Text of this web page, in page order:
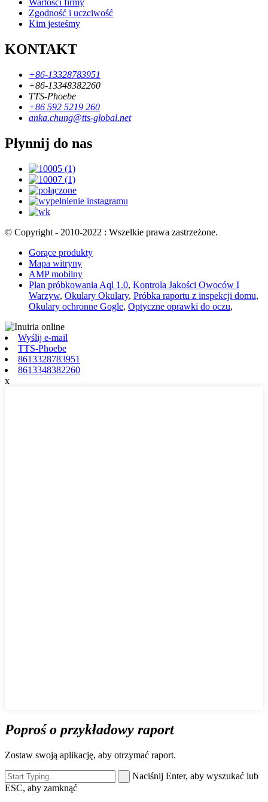
Wartości firmy
Zgodność i uczciwość
Kim jesteśmy
KONTAKT
+86-13328783951
+86-13348382260
TTS-Phoebe
+86 592 5219 260
anka.chung@tts-global.net
Płynnij do nas
© Copyright - 2010-2022 : Wszelkie prawa zastrzeżone.
Gorące produkty
Mapa witryny
AMP mobilny
Plan próbkowania Aql 1.0, Kontrola Jakości Owoców I
Warzyw, Okulary Okulary, Próbka raportu z inspekcji domu,
Okulary ochronne Gogle, Optyczne oprawki do oczu,
Wyślij e-mail
TTS-Phoebe
8613328783951
8613348382260
x
Poproś o przykładowy raport
Zostaw swoją aplikację, aby otrzymać raport.
Naciśnij Enter, aby wyszukać lub
ESC, aby zamknąć